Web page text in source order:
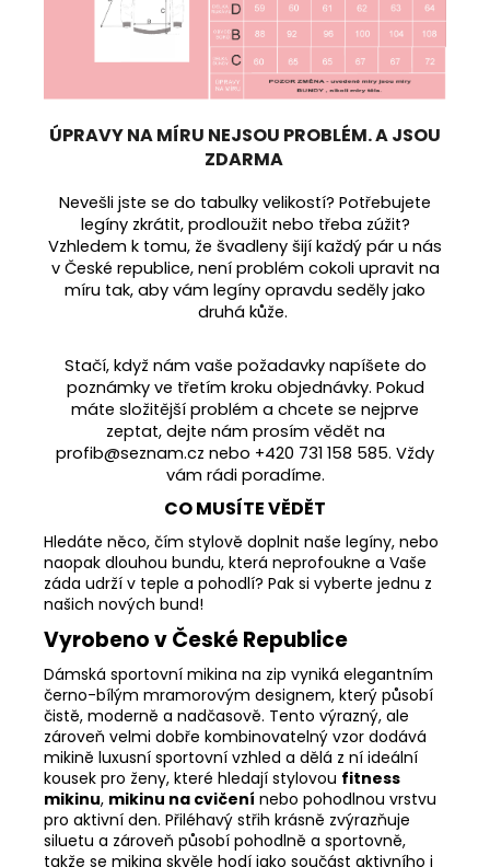
ÚPRAVY NA MÍRU NEJSOU PROBLÉM. A JSOU
ZDARMA
Nevešli jste se do tabulky velikostí? Potřebujete
legíny zkrátit, prodloužit nebo třeba zúžit?
Vzhledem k tomu, že švadleny šijí každý pár u nás
v České republice, není problém cokoli upravit na
míru tak, aby vám legíny opravdu seděly jako
druhá kůže.
Stačí, když nám vaše požadavky napíšete do
poznámky ve třetím kroku objednávky. Pokud
máte složitější problém a chcete se nejprve
zeptat, dejte nám prosím vědět na
profib@seznam.cz nebo +420 731 158 585. Vždy
vám rádi poradíme.
CO MUSÍTE VĚDĚT
Hledáte něco, čím stylově doplnit naše legíny, nebo
naopak dlouhou bundu, která neprofoukne a Vaše
záda udrží v teple a pohodlí? Pak si vyberte jednu z
našich nových bund!
Vyrobeno v České Republice
Dámská sportovní mikina na zip vyniká elegantním
černo-bílým mramorovým designem, který působí
čistě, moderně a nadčasově. Tento výrazný, ale
zároveň velmi dobře kombinovatelný vzor dodává
mikině luxusní sportovní vzhled a dělá z ní ideální
kousek pro ženy, které hledají stylovou fitness
mikinu, mikinu na cvičení nebo pohodlnou vrstvu
pro aktivní den. Přiléhavý střih krásně zvýrazňuje
siluetu a zároveň působí pohodlně a sportovně,
takže se mikina skvěle hodí jako součást aktivního i